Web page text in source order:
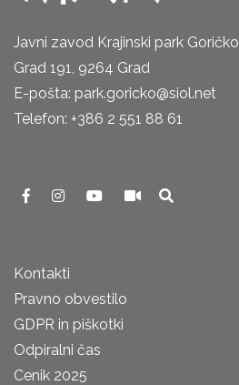
Javni zavod Krajinski park Goričko
Grad 191, 9264 Grad
E-pošta: park.goricko@siol.net
Telefon: +386 2 551 88 61
Kontakti
Pravno obvestilo
GDPR in piškotki
Odpiralni čas
Cenik 2025